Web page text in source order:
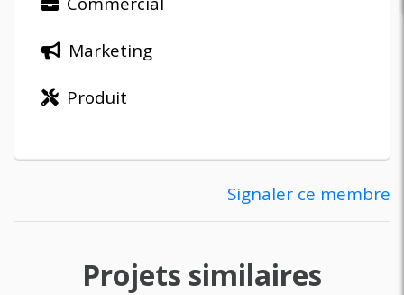
Marketing
Produit
Signaler ce membre
Projets similaires